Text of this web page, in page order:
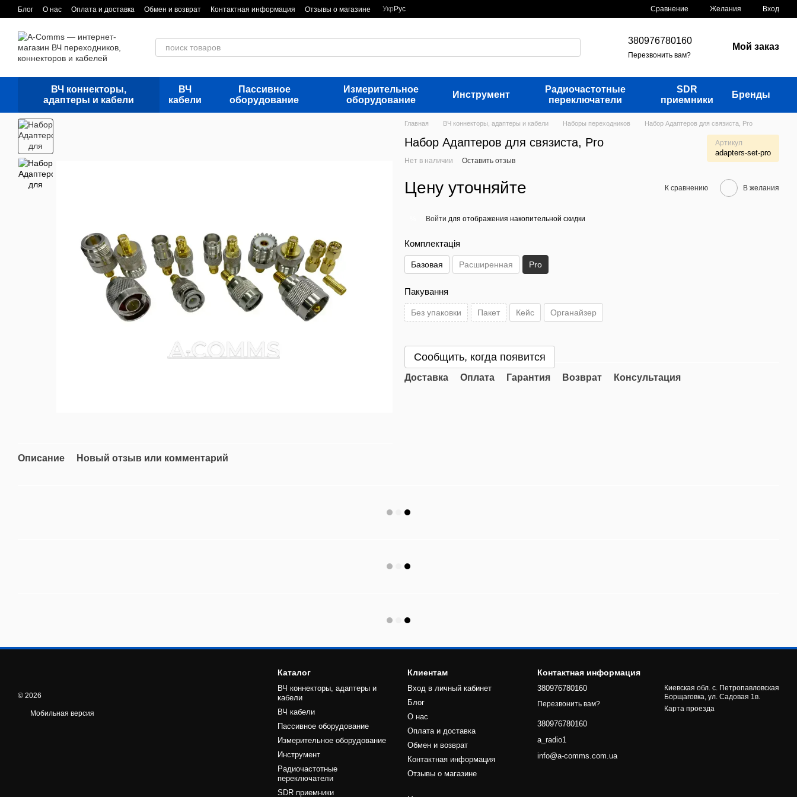
Перейти к основному контенту
Блог О нас Оплата и доставка Обмен и возврат Контактная информация Отзывы о магазине Укр Рус Сравнение Желания Вход
380976780160
Перезвонить вам?
Мой заказ
ВЧ коннекторы,
адаптеры и кабели
ВЧ
кабели
Пассивное
оборудование
Измерительное
оборудование
Инструмент
Радиочастотные
переключатели
SDR
приемники
Бренды
Описание Новый отзыв или комментарий
Главная ВЧ коннекторы, адаптеры и кабели Наборы переходников Набор Адаптеров для связиста, Pro
Набор Адаптеров для связиста, Pro Артикул
adapters-set-pro
Нет в наличии Оставить отзыв
Цену уточняйте К сравнению В желания
Войти для отображения накопительной скидки
Комплектація
Базовая Расширенная Pro
Пакування
Без упаковки Пакет Кейс Органайзер
Сообщить, когда появится
Доставка Оплата Гарантия Возврат Консультация
© 2026
Мобильная версия
Каталог
ВЧ коннекторы, адаптеры и
кабели
ВЧ кабели
Пассивное оборудование
Измерительное оборудование
Инструмент
Радиочастотные
переключатели
SDR приемники
Клиентам
Вход в личный кабинет
Блог
О нас
Оплата и доставка
Обмен и возврат
Контактная информация
Отзывы о магазине
Контактная информация
380976780160
Перезвонить вам?
380976780160
a_radio1
info@a-comms.com.ua
Киевская обл. с. Петропавловская
Борщаговка, ул. Садовая 1в.
Карта проезда